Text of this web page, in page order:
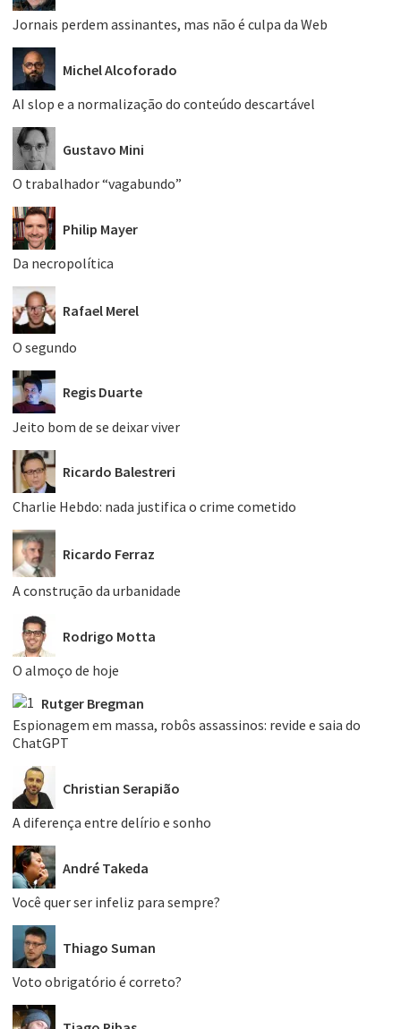
Jornais perdem assinantes, mas não é culpa da Web
Michel Alcoforado
AI slop e a normalização do conteúdo descartável
Gustavo Mini
O trabalhador “vagabundo”
Philip Mayer
Da necropolítica
Rafael Merel
O segundo
Regis Duarte
Jeito bom de se deixar viver
Ricardo Balestreri
Charlie Hebdo: nada justifica o crime cometido
Ricardo Ferraz
A construção da urbanidade
Rodrigo Motta
O almoço de hoje
Rutger Bregman
Espionagem em massa, robôs assassinos: revide e saia do
ChatGPT
Christian Serapião
A diferença entre delírio e sonho
André Takeda
Você quer ser infeliz para sempre?
Thiago Suman
Voto obrigatório é correto?